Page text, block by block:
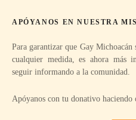
i
ó
n
d
:APÓYANOS EN NUESTRA
Para garantizar que Gay
cualquier medida, es ahora más
seguir informando a la comunidad.
Apóyanos con tu donativo haciendo